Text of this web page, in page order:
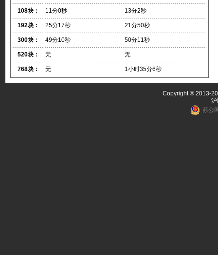
108块： 11分0秒 13分2秒
192块： 25分17秒 21分50秒
300块： 49分10秒 50分11秒
520块： 无 无
768块： 无 1小时35分6秒
Copyright ® 2013-
苏公